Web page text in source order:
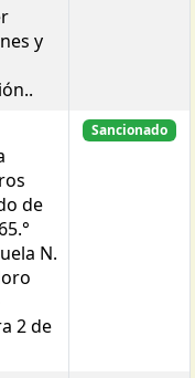
y
de
N.
2 de
Sancionado